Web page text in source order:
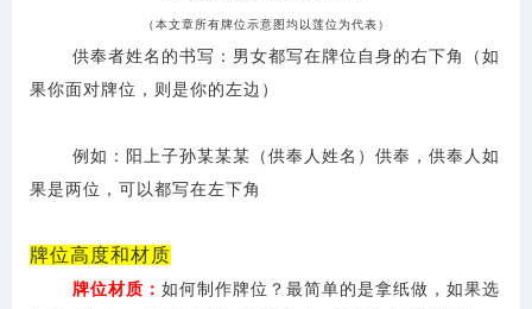
（本文章所有牌位示意图均以莲位为代表）
供奉者姓名的书写：男女都写在牌位自身的右下角（如
果你面对牌位，则是你的左边）
例如：阳上子孙某某某（供奉人姓名）供奉，供奉人如
果是两位，可以都写在左下角
牌位高度和材质
牌位材质： 如何制作牌位？最简单的是拿纸做，如果选